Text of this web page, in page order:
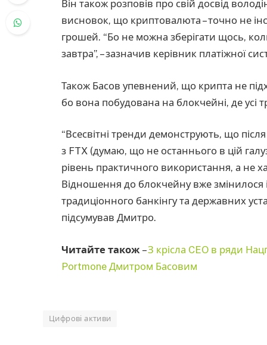
Він також розповів про свій досвід
висновок, що криптовалюта – точно не
грошей. “Бо не можна зберігати щось,
завтра”, – зазначив керівник платіжної
Також Басов упевнений, що крипта не
бо вона побудована на блокчейні, де усі
“Всесвітні тренди демонструють, що
з FTX (думаю, що не останнього в цій
рівень практичного використання, а не
Відношення до блокчейну вже змінилося
традиціонного банкінгу та державних
підсумував Дмитро.
Читайте також –З крісла CEO в ряди
Portmone Дмитром Басовим
Цифрові активи